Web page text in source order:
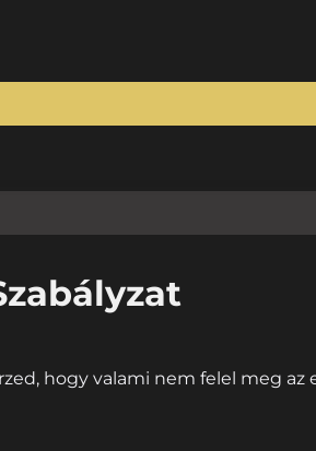
hogy valami nem felel meg az